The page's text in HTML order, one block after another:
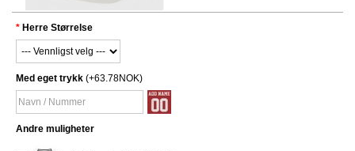
Herre Størrelse
Med eget trykk (+63.78NOK)
Andre muligheter